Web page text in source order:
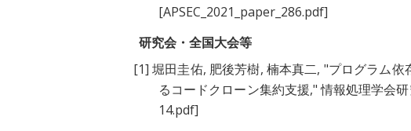
[APSEC_2021_paper_286.pdf]
研究会・全国大会等
[1] 堀田圭佑, 肥後芳樹, 楠本真二, "プログラム依
るコードクローン集約支援," 情報処理学会
14.pdf]